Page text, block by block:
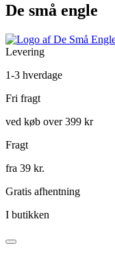
De små engle
Levering
1-3 hverdage
Fri fragt
ved køb over 399 kr
Fragt
fra 39 kr.
Gratis afhentning
I butikken